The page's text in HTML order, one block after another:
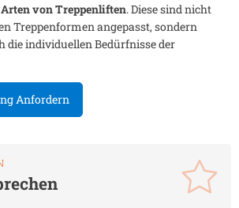
Arten von Treppenliften. Diese sind nicht
Treppenformen angepasst, sondern
die individuellen Bedürfnisse der
Anfordern